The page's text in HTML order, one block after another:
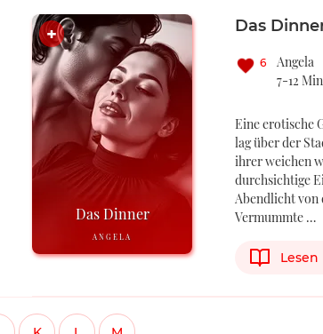
Das Dinner
ANGELA
Das
6
Angela
7-12
Eine erotische
lag über der
ihrer weichen
durchsichtige
Abendlicht von
Vermummte …
Lesen